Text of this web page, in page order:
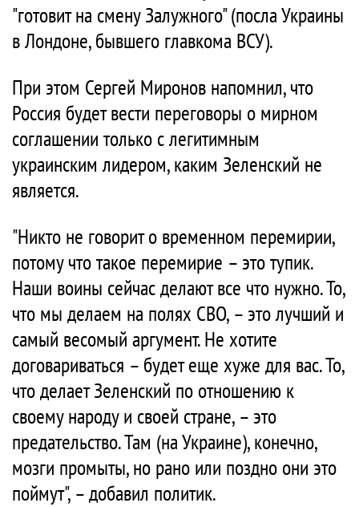
"готовит на смену Залужного" (посла Украины
в Лондоне, бывшего главкома ВСУ).
При этом Сергей Миронов напомнил, что
Россия будет вести переговоры о мирном
соглашении только с легитимным
украинским лидером, каким Зеленский не
является.
"Никто не говорит о временном перемирии,
потому что такое перемирие – это тупик.
Наши воины сейчас делают все что нужно. То,
что мы делаем на полях СВО, – это лучший и
самый весомый аргумент. Не хотите
договариваться – будет еще хуже для вас. То,
что делает Зеленский по отношению к
своему народу и своей стране, – это
предательство. Там (на Украине), конечно,
мозги промыты, но рано или поздно они это
поймут", – добавил политик.